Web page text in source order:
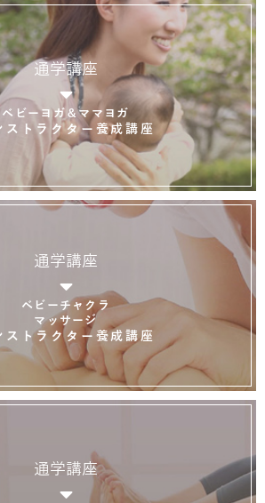
通学講座
ベビーヨガ＆ママヨガ
ストラクター養成講座
通学講座
ベビーチャクラ
マッサージ
ストラクター養成講座
通学講座